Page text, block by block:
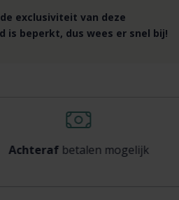
exclusiviteit van deze
is beperkt, dus wees er snel bij!
betalen mogelijk